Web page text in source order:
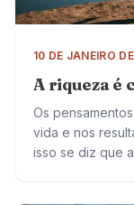
10 DE JANEIRO
A riqueza é
Os
vida e nos
isso se diz que